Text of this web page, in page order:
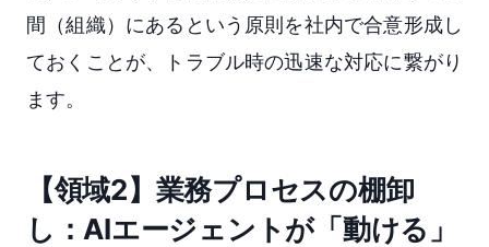
間（組織）にあるという原則を社内で合意形成し
ておくことが、トラブル時の迅速な対応に繋がり
ます。
【領域2】業務プロセスの棚卸
し：AIエージェントが「動ける」